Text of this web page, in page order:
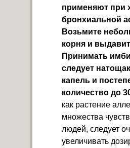
применяют при
бронхиальной
Возьмите
корня и
Принимать
следует
капель и
количество до
как растение
множества
людей, следует
увеличивать